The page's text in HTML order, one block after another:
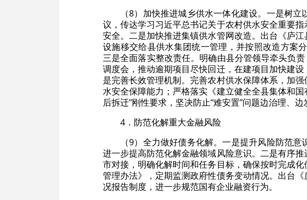
（8）加快推进城乡供水一体化建设。一是树
议，传达学习习近平总书记关于农村供水安全重要
安全。二是加快推进集镇供水管网改造。出台《庐
设施移交给县供水集团统一管理，并按照改造方案
三是全面落实整改责任。明确由县分管领导牵头负
调度会，推动逾期项目尽快回迁，在建项目加快建
是完善长效管理机制。完善农村供水保障体系，加
水安全保障能力；严格落实《建立健全全县集体和
后拆迁”刚性要求，坚决防止“难安置”问题边治理、
4．防范化解重大金融风险
（9）全力做好债务化解。一是提升风险防范
进一步提高防范化解金融领域风险意识。二是有序
市对接，明确化解时间和任务目标，确保按时完成
管理办法》，定期监测政府性债务变动情况。出台
况报告制度，进一步规范国有企业融资行为。